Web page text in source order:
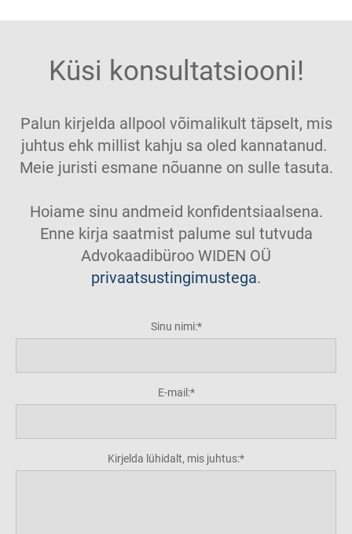
Küsi konsultatsiooni!
Palun kirjelda allpool võimalikult täpselt, mis
juhtus ehk millist kahju sa oled kannatanud.
Meie juristi esmane nõuanne on sulle tasuta.
Hoiame sinu andmeid konfidentsiaalsena.
Enne kirja saatmist palume sul tutvuda
Advokaadibüroo WIDEN OÜ
privaatsustingimustega.
Sinu nimi:
E-mail:
Kirjelda lühidalt, mis juhtus: